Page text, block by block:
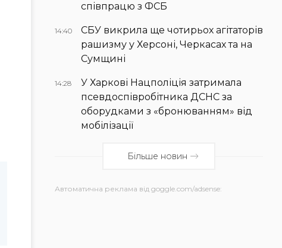
співпрацю з ФСБ
14:40
СБУ викрила ще чотирьох агітаторів
рашизму у Херсоні, Черкасах та на
Сумщині
14:28
У Харкові Нацполіція затримала
псевдоспівробітника ДСНС за
оборудками з «бронюванням» від
мобілізації
Більше новин
Автоматична реклама від goggle.com/adsense: